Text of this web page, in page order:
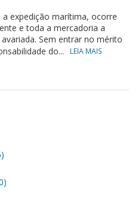
a expedição marítima, ocorre
e toda a mercadoria a
Sem entrar no mérito
do...
LEIA MAIS